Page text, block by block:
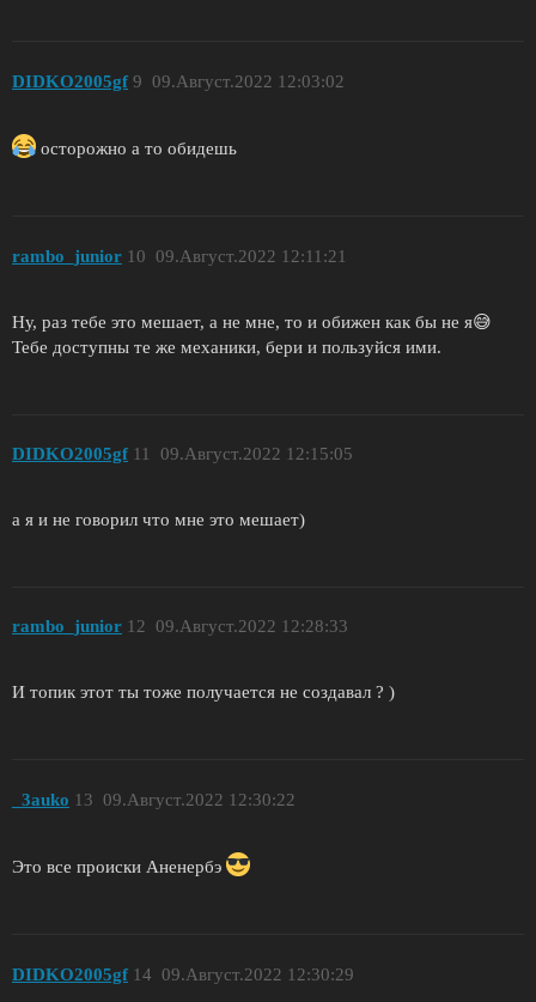
DIDKO2005gf 09.Август.2022 12:03:02
9
осторожно а то обидешь
rambo_junior 09.Август.2022 12:11:21
10
Ну, раз тебе это мешает, а не мне, то и обижен как бы не я😅
Тебе доступны те же механики, бери и пользуйся ими.
DIDKO2005gf 09.Август.2022 12:15:05
11
а я и не говорил что мне это мешает)
rambo_junior 09.Август.2022 12:28:33
12
И топик этот ты тоже получается не создавал ? )
_3auko 09.Август.2022 12:30:22
13
Это все происки Аненербэ
DIDKO2005gf 09.Август.2022 12:30:29
14